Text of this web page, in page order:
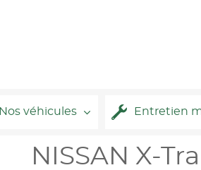
Nos véhicules Entretien
NISSAN X-